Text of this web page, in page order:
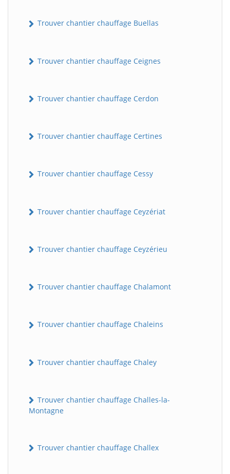
Trouver chantier chauffage Buellas
Trouver chantier chauffage Ceignes
Trouver chantier chauffage Cerdon
Trouver chantier chauffage Certines
Trouver chantier chauffage Cessy
Trouver chantier chauffage Ceyzériat
Trouver chantier chauffage Ceyzérieu
Trouver chantier chauffage Chalamont
Trouver chantier chauffage Chaleins
Trouver chantier chauffage Chaley
Trouver chantier chauffage Challes-la-
Montagne
Trouver chantier chauffage Challex